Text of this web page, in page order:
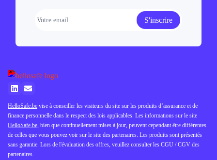
S'inscrire
HelloSafe.be vise à conseiller les visiteurs du site sur les produits d’assurance et de
finance personnelle dans le respect des lois applicables. Les informations sur le site
HelloSafe.be, bien que continuellement mises à jour, peuvent cependant être différentes
de celles que vous pouvez voir sur le site des partenaires. Les produits sont présentés
sans garantie. Lors de l'évaluation des offres, veuillez consulter les CGU / CGV des
partenaires.